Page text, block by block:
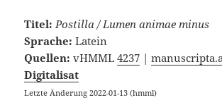
Titel:Postilla / Lumen animae minus
Sprache:Latein
Quellen:vHMML4237 |
Digitalisat
Letzte Änderung 2022-01-13 (hmml)